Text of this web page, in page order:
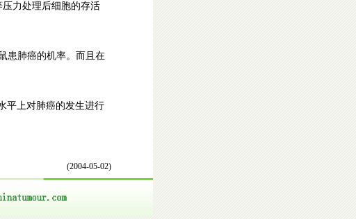
力处理后细胞的存活
患肺癌的机率。而且在
上对肺癌的发生进行
(2004-05-02)